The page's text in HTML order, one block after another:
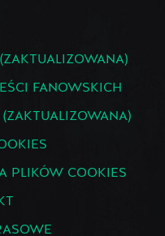
FANOWSKICH
PLIKÓW COOKIES